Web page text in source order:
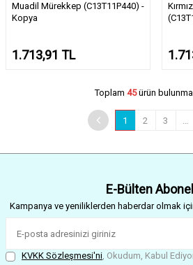
Muadil Mürekkep (C13T11P440) -
Kopya
1.713,91 TL
Toplam 45ürün
1 2 3
E-Bülten
Kampanya ve yeniliklerden haberdar olmak
KVKK Sözleşmesi'ni, Okudum, Kabul